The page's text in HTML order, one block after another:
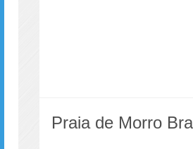
Praia de Morro